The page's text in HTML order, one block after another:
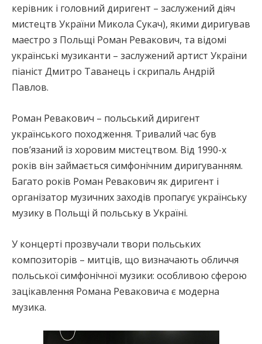
керівник і головний диригент – заслужений діяч
мистецтв України Микола Сукач), якими диригував
маестро з Польщі Роман Ревакович, та відомі
українські музиканти – заслужений артист України
піаніст Дмитро Таванець і скрипаль Андрій
Павлов.
Роман Ревакович – польський диригент
українського походження. Тривалий час був
пов’язаний із хоровим мистецтвом. Від 1990-х
років він займається симфонічним диригуванням.
Багато років Роман Ревакович як диригент і
організатор музичних заходів пропагує українську
музику в Польщі й польську в Україні.
У концерті прозвучали твори польських
композиторів – митців, що визначають обличчя
польської симфонічної музики: особливою сферою
зацікавлення Романа Реваковича є модерна
музика.